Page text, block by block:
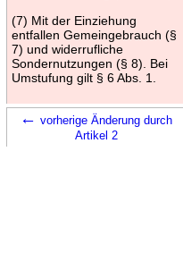
(7) Mit der Einziehung
entfallen Gemeingebrauch (§
7) und widerrufliche
Sondernutzungen (§ 8). Bei
Umstufung gilt § 6 Abs. 1.
← vorherige Änderung durch
Artikel 2